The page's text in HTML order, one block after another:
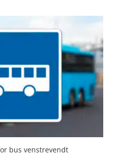
bus venstrevendt